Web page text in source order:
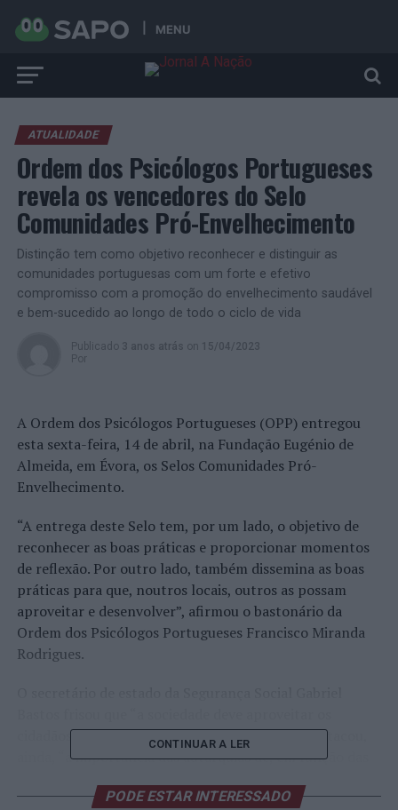
MENU
ATUALIDADE
Ordem dos Psicólogos Portugueses
revela os vencedores do Selo
Comunidades Pró-Envelhecimento
Distinção tem como objetivo reconhecer e distinguir as
comunidades portuguesas com um forte e efetivo
compromisso com a promoção do envelhecimento saudável
e bem-sucedido ao longo de todo o ciclo de vida
Publicado 3 anos atrás on 15/04/2023
Por
A Ordem dos Psicólogos Portugueses (OPP) entregou
esta sexta-feira, 14 de abril, na Fundação Eugénio de
Almeida, em Évora, os Selos Comunidades Pró-
Envelhecimento.
“A entrega deste Selo tem, por um lado, o objetivo de
reconhecer as boas práticas e proporcionar momentos
de reflexão. Por outro lado, também dissemina as boas
práticas para que, noutros locais, outros as possam
aproveitar e desenvolver”, afirmou o bastonário da
Ordem dos Psicólogos Portugueses Francisco Miranda
Rodrigues.
cidadãos mais seniores para se desenvolver”. Destacou,
ainda, “a importância das autarquias de, em função das
que melhor respondem à realidade desses territórios”.
CONTINUAR A LER
PODE ESTAR INTERESSADO